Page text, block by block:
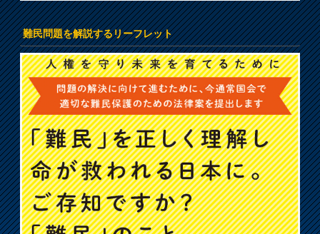
難民問題を解説するリーフレット